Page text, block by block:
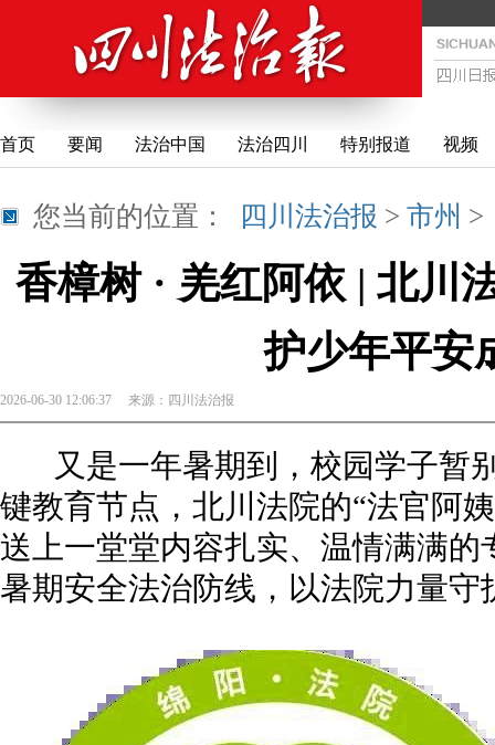
首页 要闻 法治中国 法治四川 特别报道 视频
您当前的位置： 四川法治报 > 市州
香樟树 · 羌红阿依 | 北川
护少年平
2026-06-30 12:06:37 来源： 四川法治报
又是一年暑期到，校园学子暂
键教育节点，北川法院的“法官阿
送上一堂堂内容扎实、温情满满
暑期安全法治防线，以法院力量